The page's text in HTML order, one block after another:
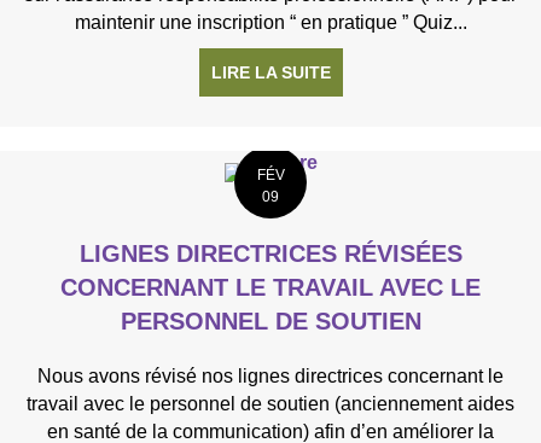
maintenir une inscription “ en pratique ” Quiz...
LIRE LA SUITEÀ PROPOS DE
FÉV
09
LIGNES DIRECTRICES RÉVISÉES
CONCERNANT LE TRAVAIL AVEC LE
PERSONNEL DE SOUTIEN
Nous avons révisé nos lignes directrices concernant le
travail avec le personnel de soutien (anciennement aides
en santé de la communication) afin d’en améliorer la